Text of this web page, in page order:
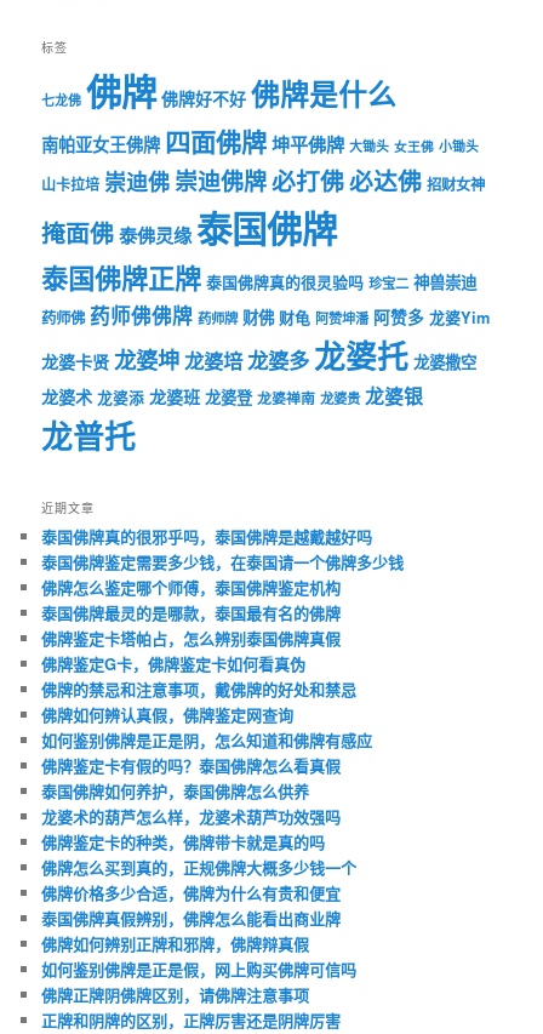
标签
七龙佛 佛牌 佛牌好不好 佛牌是什么
南帕亚女王佛牌 四面佛牌坤平佛牌 大锄头 女王佛 小锄头
山卡拉培 崇迪佛崇迪佛牌必打佛必达佛 招财女神
掩面佛泰佛灵缘泰国佛牌
泰国佛牌正牌 泰国佛牌真的很灵验吗 珍宝二 神兽崇迪
药师佛 药师佛佛牌 药师牌 财佛 财龟 阿赞坤潘 阿赞多 龙婆Yim
龙婆卡贤 龙婆坤龙婆培 龙婆多龙婆托 龙婆撒空
龙婆术 龙婆添 龙婆班 龙婆登 龙婆禅南 龙婆贵 龙婆银
龙普托
近期文章
泰国佛牌真的很邪乎吗，泰国佛牌是越戴越好吗
泰国佛牌鉴定需要多少钱，在泰国请一个佛牌多少钱
佛牌怎么鉴定哪个师傅，泰国佛牌鉴定机构
泰国佛牌最灵的是哪款，泰国最有名的佛牌
佛牌鉴定卡塔帕占，怎么辨别泰国佛牌真假
佛牌鉴定G卡，佛牌鉴定卡如何看真伪
佛牌的禁忌和注意事项，戴佛牌的好处和禁忌
佛牌如何辨认真假，佛牌鉴定网查询
如何鉴别佛牌是正是阴，怎么知道和佛牌有感应
佛牌鉴定卡有假的吗？泰国佛牌怎么看真假
泰国佛牌如何养护，泰国佛牌怎么供养
龙婆术的葫芦怎么样，龙婆术葫芦功效强吗
佛牌鉴定卡的种类，佛牌带卡就是真的吗
佛牌怎么买到真的，正规佛牌大概多少钱一个
佛牌价格多少合适，佛牌为什么有贵和便宜
泰国佛牌真假辨别，佛牌怎么能看出商业牌
佛牌如何辨别正牌和邪牌，佛牌辩真假
如何鉴别佛牌是正是假，网上购买佛牌可信吗
佛牌正牌阴佛牌区别，请佛牌注意事项
正牌和阴牌的区别，正牌厉害还是阴牌厉害